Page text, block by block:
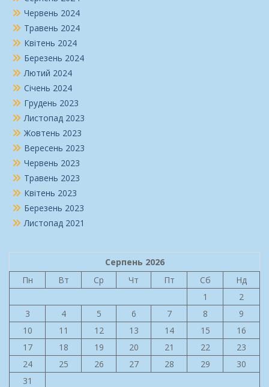
Червень 2024
Травень 2024
Квітень 2024
Березень 2024
Лютий 2024
Січень 2024
Грудень 2023
Листопад 2023
Жовтень 2023
Вересень 2023
Червень 2023
Травень 2023
Квітень 2023
Березень 2023
Листопад 2021
Серпень 2026
Пн
Вт Ср Чт Пт Сб
Нд
1
2
3
4 5 6 7 8
9
10
11 12 13 14 15
16
17
18 19 20 21 22
23
24
25 26 27 28 29
30
31